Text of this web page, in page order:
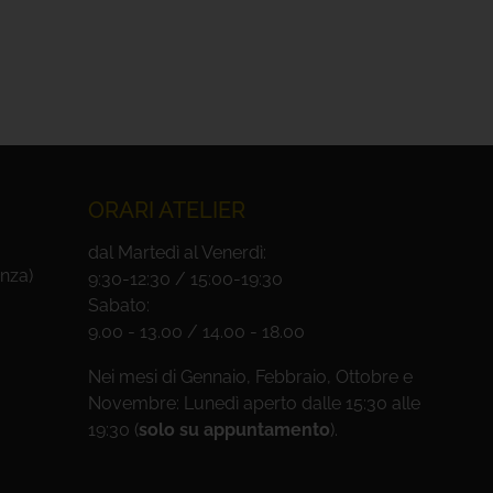
ORARI ATELIER
dal Martedì al Venerdì:
9:30-12:30 / 15:00-19:30
Sabato:
9.00 - 13.00 / 14.00 - 18.00
Nei mesi di Gennaio, Febbraio, Ottobre e
Novembre: Lunedì aperto dalle 15:30 alle
19:30 (solo su appuntamento).